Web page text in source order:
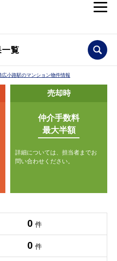
覧
広小路駅のマンション物件情報
売却時
仲介手数料
最大半額
詳細については、担当者までお
問い合わせください。
0 件
0 件